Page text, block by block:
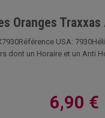
Oranges Traxxas
USA:
dont un Horaire et un Anti
6,90 €